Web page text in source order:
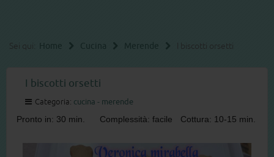
Sei qui: Home Cucina Merende I biscotti orsetti
I biscotti orsetti
Categoria: cucina - merende
Pronto in: 30 min. Complessità: facile Cottura: 10-15 min.